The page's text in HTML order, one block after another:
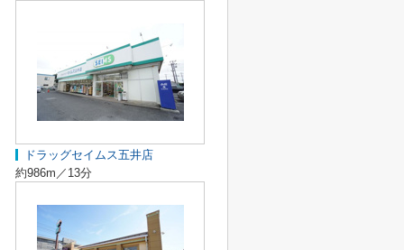
ドラッグセイムス五井店
約986m／13分